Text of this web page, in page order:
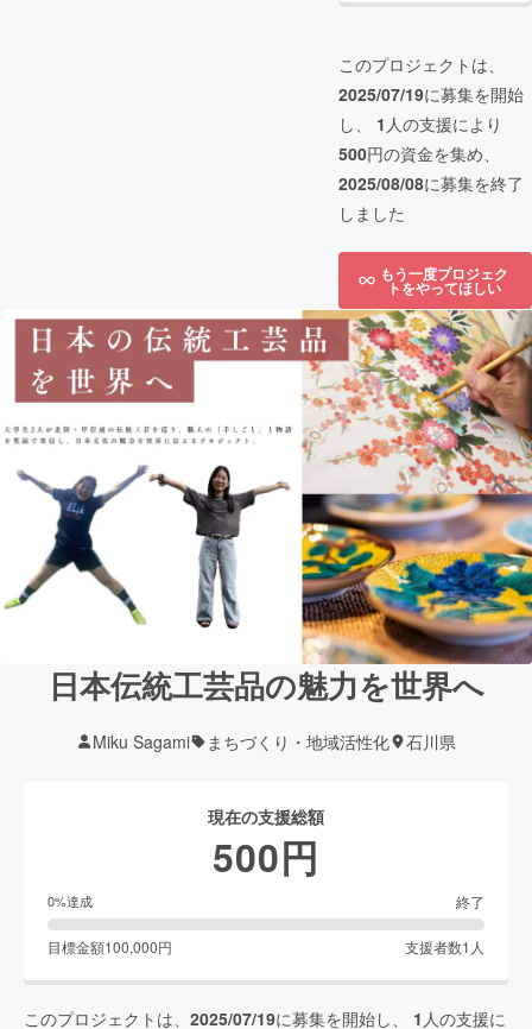
このプロジェクトは、
2025/07/19に募集を開始
し、 1 人の支援により
500円の資金を集め、
2025/08/08に募集を終了
しました
もう一度プロジェク
トをやってほしい
日本伝統工芸品の魅力を世界へ
Miku Sagami まちづくり・地域活性化 石川県
現在の支援総額
500円
0%達成 終了
目標金額100,000円 支援者数1 人
このプロジェクトは、 2025/07/19に募集を開始し、 1 人の支援に